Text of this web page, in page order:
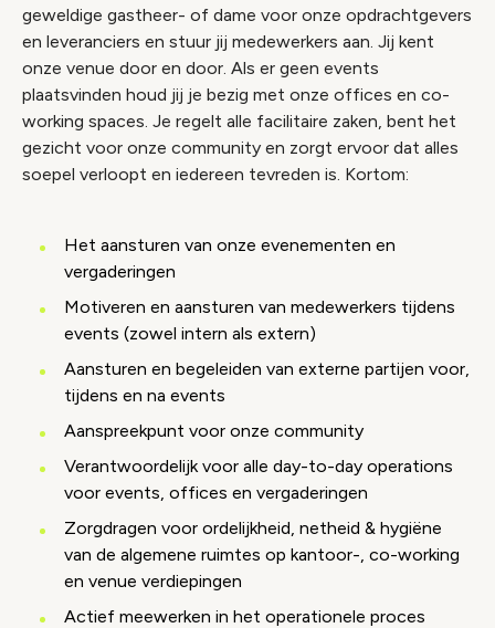
geweldige gastheer- of dame voor onze opdrachtgevers
en leveranciers en stuur jij medewerkers aan. Jij kent
onze venue door en door. Als er geen events
plaatsvinden houd jij je bezig met onze offices en co-
working spaces. Je regelt alle facilitaire zaken, bent het
gezicht voor onze community en zorgt ervoor dat alles
soepel verloopt en iedereen tevreden is. Kortom:
Het aansturen van onze evenementen en
vergaderingen
Motiveren en aansturen van medewerkers tijdens
events (zowel intern als extern)
Aansturen en begeleiden van externe partijen voor,
tijdens en na events
Aanspreekpunt voor onze community
Verantwoordelijk voor alle day-to-day operations
voor events, offices en vergaderingen
Zorgdragen voor ordelijkheid, netheid & hygiëne
van de algemene ruimtes op kantoor-, co-working
en venue verdiepingen
Actief meewerken in het operationele proces